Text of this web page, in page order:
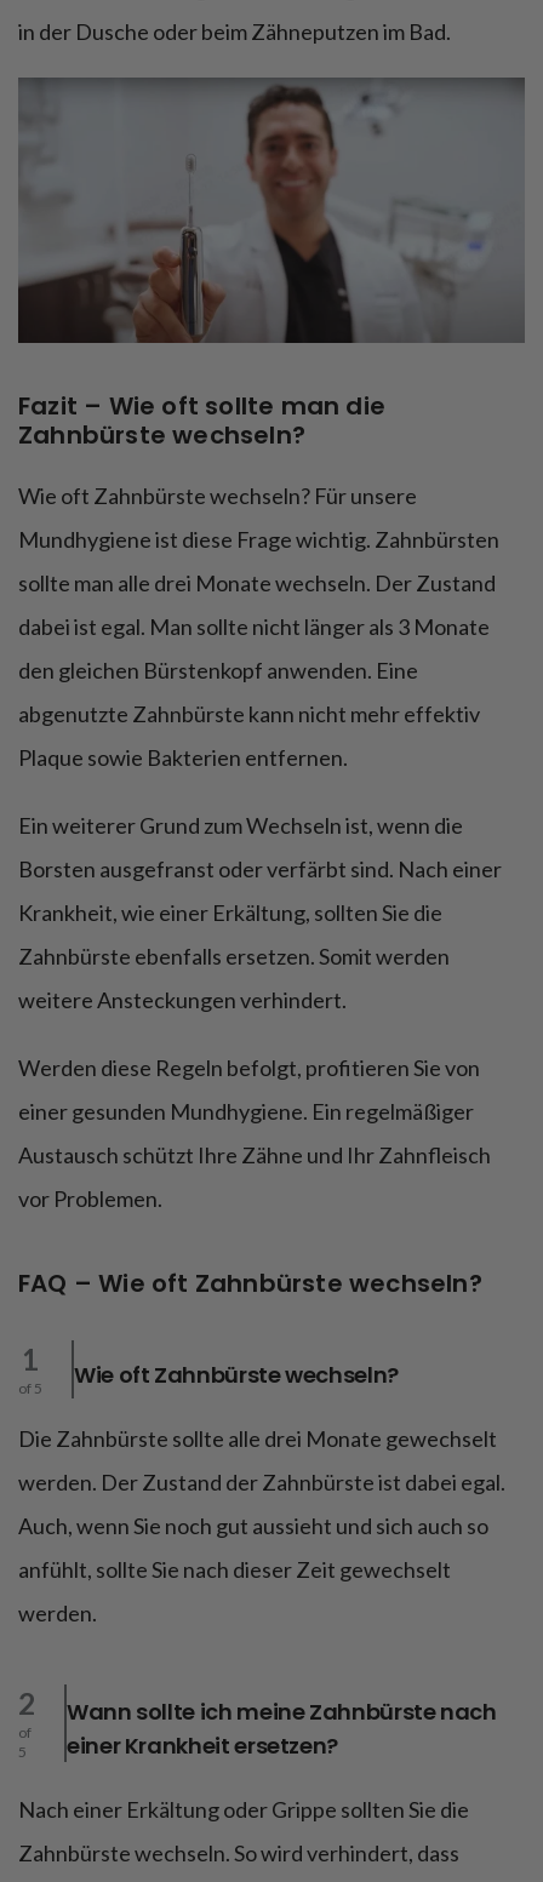
in der Dusche oder beim Zähneputzen im Bad.
Fazit – Wie oft sollte man die
Zahnbürste wechseln?
Wie oft Zahnbürste wechseln? Für unsere
Mundhygiene ist diese Frage wichtig. Zahnbürsten
sollte man alle drei Monate wechseln. Der Zustand
dabei ist egal. Man sollte nicht länger als 3 Monate
den gleichen Bürstenkopf anwenden. Eine
abgenutzte Zahnbürste kann nicht mehr effektiv
Plaque sowie Bakterien entfernen.
Ein weiterer Grund zum Wechseln ist, wenn die
Borsten ausgefranst oder verfärbt sind. Nach einer
Krankheit, wie einer Erkältung, sollten Sie die
Zahnbürste ebenfalls ersetzen. Somit werden
weitere Ansteckungen verhindert.
Werden diese Regeln befolgt, profitieren Sie von
einer gesunden Mundhygiene. Ein regelmäßiger
Austausch schützt Ihre Zähne und Ihr Zahnfleisch
vor Problemen.
FAQ – Wie oft Zahnbürste wechseln?
1
of 5 Wie oft Zahnbürste wechseln?
Die Zahnbürste sollte alle drei Monate gewechselt
werden. Der Zustand der Zahnbürste ist dabei egal.
Auch, wenn Sie noch gut aussieht und sich auch so
anfühlt, sollte Sie nach dieser Zeit gewechselt
werden.
2
of
5
Wann sollte ich meine Zahnbürste nach
einer Krankheit ersetzen?
Nach einer Erkältung oder Grippe sollten Sie die
Zahnbürste wechseln. So wird verhindert, dass